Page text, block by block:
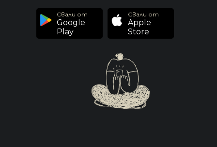
Свали от
Google
Play
Свали от
Apple
Store